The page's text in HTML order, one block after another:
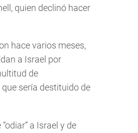
quien declinó hacer
hace varios meses,
a Israel por
de
sería destituido de
a Israel y de